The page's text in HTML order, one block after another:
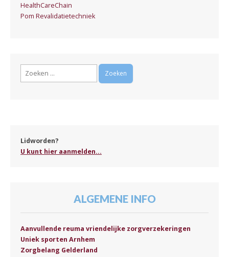
HealthCareChain
Pom Revalidatietechniek
Zoeken
Lidworden?
U kunt hier aanmelden...
ALGEMENE INFO
Aanvullende reuma vriendelijke zorgverzekeringen
Uniek sporten Arnhem
Zorgbelang Gelderland